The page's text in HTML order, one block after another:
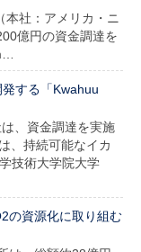
社：アメリカ・ニ
億円の資金調達を
する「Kwahuu
、資金調達を実施
、持続可能なイカ
技術大学院大学
の資源化に取り組む